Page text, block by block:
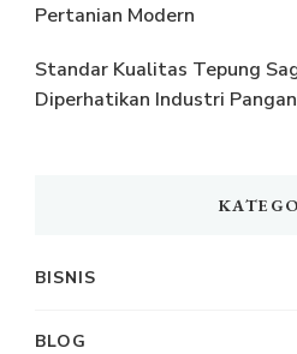
Pertanian Modern
Standar Kualitas Tepung
Diperhatikan Industri Pangan
BISNIS
BLOG